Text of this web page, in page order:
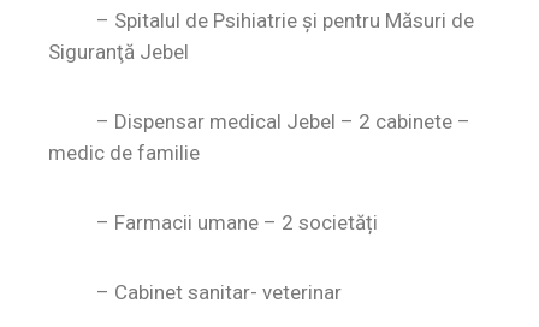
– Spitalul de Psihiatrie şi pentru Măsuri de
Siguranţă Jebel
– Dispensar medical Jebel – 2 cabinete –
medic de familie
– Farmacii umane – 2 societăți
– Cabinet sanitar- veterinar